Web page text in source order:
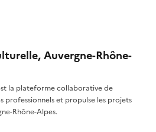
Auvergne-Rhône-
la plateforme collaborative de
professionnels et propulse les projets
Rhône-Alpes.